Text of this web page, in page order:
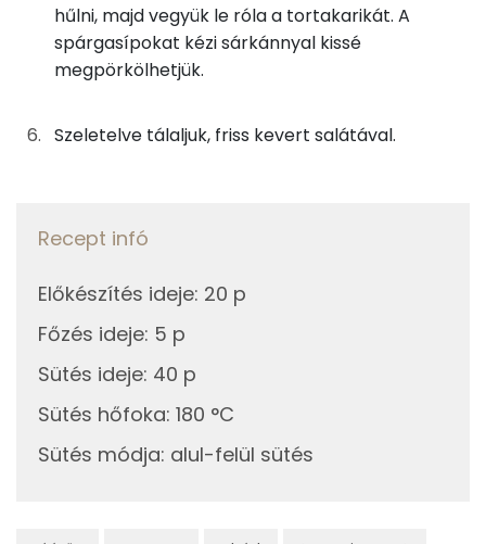
Koleszterin
1493 mg
Szelén
Kálcium
Magnézium
Foszfor
hűlni, majd vegyük le róla a tortakarikát. A
spárgasípokat kézi sárkánnyal kissé
megpörkölhetjük.
Szeletelve tálaljuk, friss kevert salátával.
Recept infó
Előkészítés ideje: 20 p
Főzés ideje: 5 p
Sütés ideje: 40 p
Sütés hőfoka: 180 °C
Sütés módja: alul-felül sütés